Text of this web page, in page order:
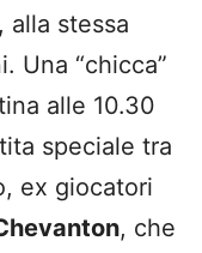
alla stessa
Una “chicca”
alle 10.30
speciale tra
ex giocatori
, che